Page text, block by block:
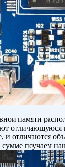
памяти
отличающуюся
и отличаются
поучаем